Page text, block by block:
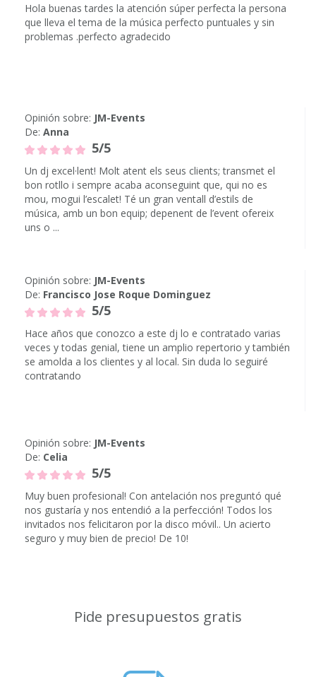
Hola buenas tardes la atención súper perfecta la persona
que lleva el tema de la música perfecto puntuales y sin
problemas .perfecto agradecido
Opinión sobre: JM-Events
De: Anna
5/5
Un dj excel·lent! Molt atent els seus clients; transmet el
bon rotllo i sempre acaba aconseguint que, qui no es
mou, mogui l’escalet! Té un gran ventall d’estils de
música, amb un bon equip; depenent de l’event ofereix
uns o ...
Opinión sobre: JM-Events
De: Francisco Jose Roque Dominguez
5/5
Hace años que conozco a este dj lo e contratado varias
veces y todas genial, tiene un amplio repertorio y también
se amolda a los clientes y al local. Sin duda lo seguiré
contratando
Opinión sobre: JM-Events
De: Celia
5/5
Muy buen profesional! Con antelación nos preguntó qué
nos gustaría y nos entendió a la perfección! Todos los
invitados nos felicitaron por la disco móvil.. Un acierto
seguro y muy bien de precio! De 10!
Pide presupuestos gratis